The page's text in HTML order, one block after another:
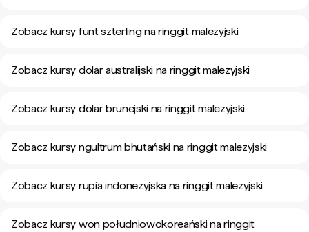
Zobacz kursy funt szterling na ringgit malezyjski
Zobacz kursy dolar australijski na ringgit malezyjski
Zobacz kursy dolar brunejski na ringgit malezyjski
Zobacz kursy ngultrum bhutański na ringgit malezyjski
Zobacz kursy rupia indonezyjska na ringgit malezyjski
Zobacz kursy won południowokoreański na ringgit